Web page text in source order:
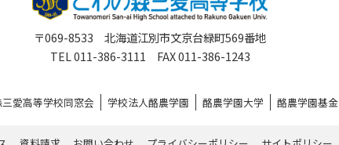
〒069-8533 北海道江別市文京台緑町569番地
TEL 011-386-3111 FAX 011-386-1243
三愛高等学校同窓会 学校法人酪農学園 酪農学園大学 酪農学園基金